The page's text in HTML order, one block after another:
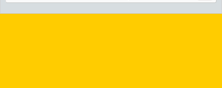
Community platform by XenForo® © 2010-2026 XenForo Ltd.